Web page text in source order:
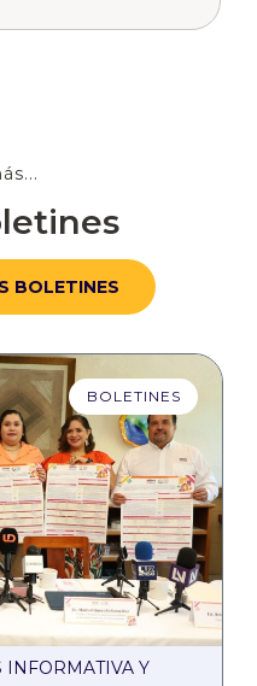
BOLETINES
BOLETINES
INFORMATIVA Y